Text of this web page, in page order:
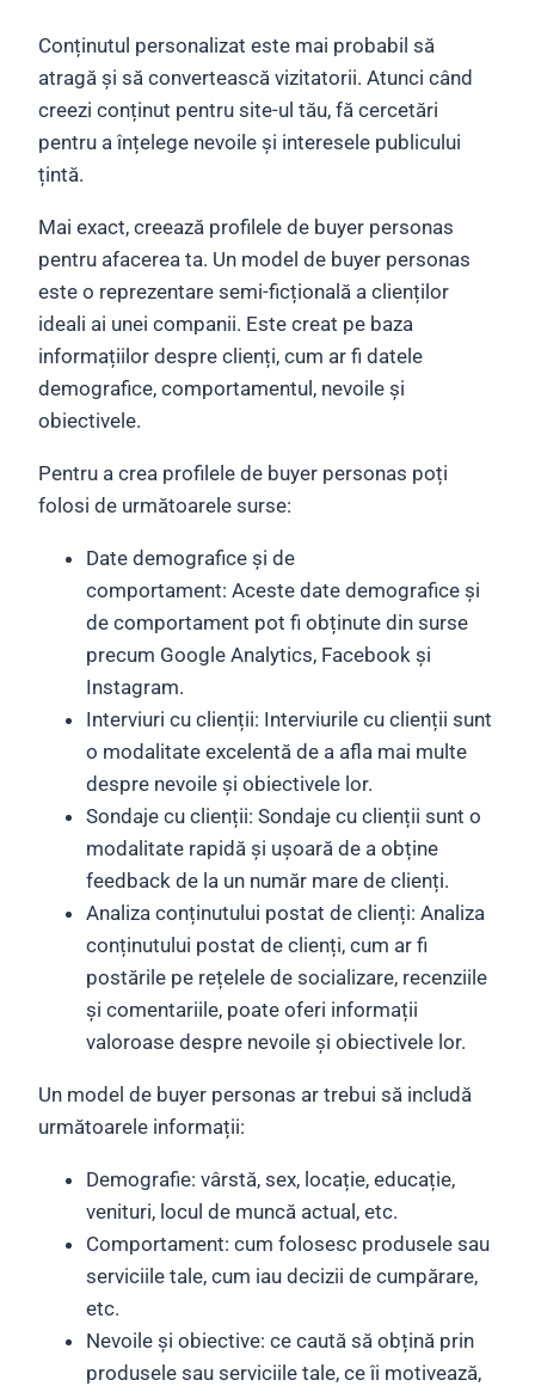
Conținutul personalizat este mai probabil să
atragă și să convertească vizitatorii. Atunci când
creezi conținut pentru site-ul tău, fă cercetări
pentru a înțelege nevoile și interesele publicului
țintă.
Mai exact, creează profilele de buyer personas
pentru afacerea ta. Un model de buyer personas
este o reprezentare semi-ficțională a clienților
ideali ai unei companii. Este creat pe baza
informațiilor despre clienți, cum ar fi datele
demografice, comportamentul, nevoile și
obiectivele.
Pentru a crea profilele de buyer personas poți
folosi de următoarele surse:
Date demografice și de
comportament: Aceste date demografice și
de comportament pot fi obținute din surse
precum Google Analytics, Facebook și
Instagram.
Interviuri cu clienții: Interviurile cu clienții sunt
o modalitate excelentă de a afla mai multe
despre nevoile și obiectivele lor.
Sondaje cu clienții: Sondaje cu clienții sunt o
modalitate rapidă și ușoară de a obține
feedback de la un număr mare de clienți.
Analiza conținutului postat de clienți: Analiza
conținutului postat de clienți, cum ar fi
postările pe rețelele de socializare, recenziile
și comentariile, poate oferi informații
valoroase despre nevoile și obiectivele lor.
Un model de buyer personas ar trebui să includă
următoarele informații:
Demografie: vârstă, sex, locație, educație,
venituri, locul de muncă actual, etc.
Comportament: cum folosesc produsele sau
serviciile tale, cum iau decizii de cumpărare,
etc.
Nevoile și obiective: ce caută să obțină prin
produsele sau serviciile tale, ce îi motivează,